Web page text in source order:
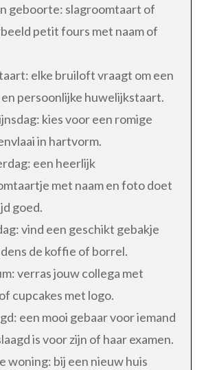
geboorte: slagroomtaart of
petit fours met naam of
elke bruiloft vraagt om een
persoonlijke huwelijkstaart.
kies voor een romige
in hartvorm.
een heerlijk
met naam en foto doet
goed.
vind een geschikt gebakje
de koffie of borrel.
verras jouw collega met
cupcakes met logo.
een mooi gebaar voor iemand
is voor zijn of haar examen.
woning: bij een nieuw huis